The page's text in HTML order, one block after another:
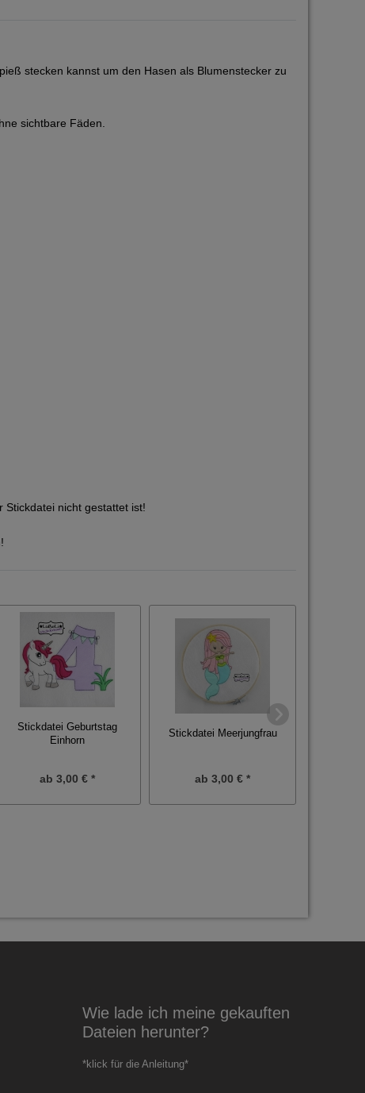
stecken kannst um den Hasen als Blumenstecker zu
sichtbare Fäden.
Stickdatei nicht gestattet ist!
Stickdatei Geburtstag
Einhorn
ab 3,00 € *
Stickdatei Meerjungfrau
ab 3,00 € *
Wie lade ich meine gekauften
Dateien herunter?
*klick für die Anleitung*